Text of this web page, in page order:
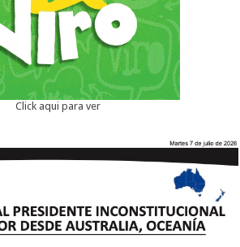
Click aqui para ver